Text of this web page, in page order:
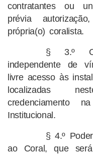
contratantes ou
prévia
própria(o) coralista.
§ 3.º
independente de
livre acesso às
localizadas
credenciamento
Institucional.
§ 4.º
ao Coral, que